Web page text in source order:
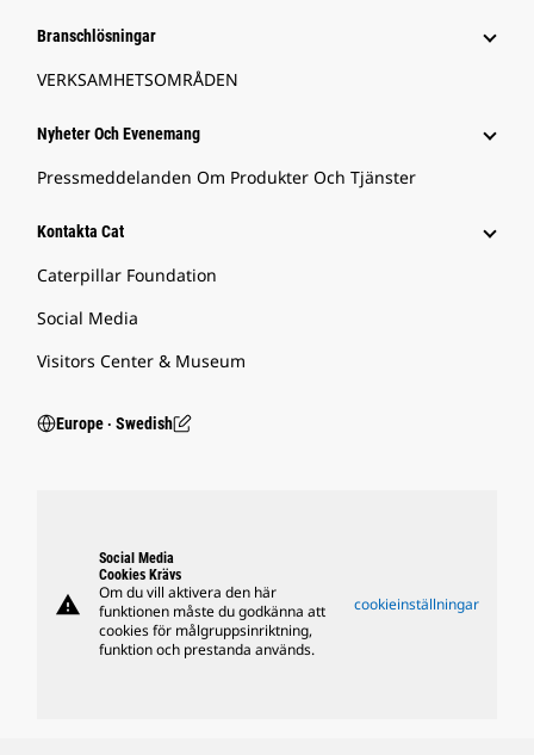
Branschlösningar
VERKSAMHETSOMRÅDEN
Nyheter Och Evenemang
Pressmeddelanden Om Produkter Och Tjänster
Kontakta Cat
Caterpillar Foundation
Social Media
Visitors Center & Museum
Europe ‧ Swedish
warning
Social Media
Cookies Krävs
Om du vill aktivera den här
funktionen måste du godkänna att
cookies för målgruppsinriktning,
funktion och prestanda används.
cookieinställningar